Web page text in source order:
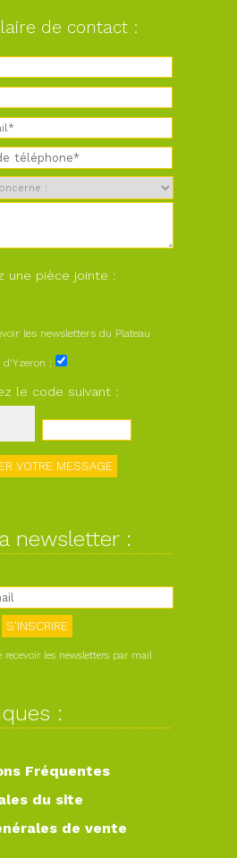
de contact :
une pièce jointe :
les newsletters du Plateau
d'Yzeron :
le code suivant :
newsletter :
recevoir les newsletters par mail
:
Fréquentes
du site
de vente